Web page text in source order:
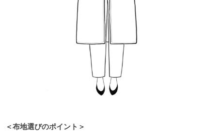
＜布地選びのポイント＞